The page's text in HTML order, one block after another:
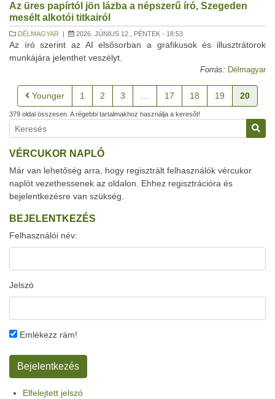
Az üres papírtól jön lázba a népszerű író, Szegeden
mesélt alkotói titkairól
DÉLMAGYAR | 2026. JÚNIUS 12., PÉNTEK - 18:53
Az író szerint az AI elsősorban a grafikusok és illusztrátorok
munkájára jelenthet veszélyt.
Forrás: Délmagyar
Younger 1 2 3 17 18 19 20
379 oldal összesen. A régebbi tartalmakhoz használja a keresőt!
VÉRCUKOR NAPLÓ
Már van lehetőség arra, hogy regisztrált felhasználók vércukor
naplót vezethessenek az oldalon. Ehhez regisztrációra és
bejelentkezésre van szükség.
BEJELENTKEZÉS
Felhasználói név:
Jelszó
Emlékezz rám!
Elfelejtett jelszó